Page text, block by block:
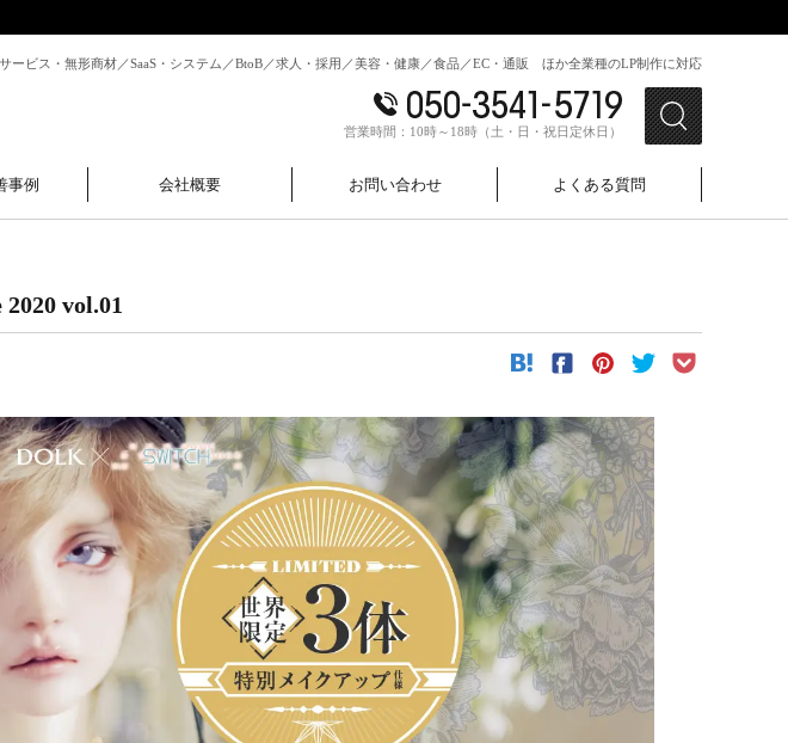
ービス・無形商材／SaaS・システム／BtoB／求人・採用／美容・健康／食品／EC・通販 ほか全業種のLP制作に対応
営業時間：10時～18時（土・日・祝日定休日）
事例 会社概要 お問い合わせ よくある質問
vol.01